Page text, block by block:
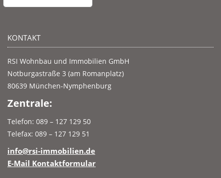
KONTAKT
RSI Wohnbau und Immobilien GmbH
Notburgastraße 3 (am Romanplatz)
80639 München-Nymphenburg
Zentrale:
Telefon: 089 – 127 129 50
Telefax: 089 – 127 129 51
info@rsi-immobilien.de
E-Mail Kontaktformular